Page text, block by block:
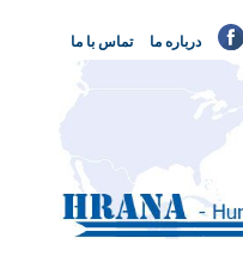
تماس با ما درباره ما